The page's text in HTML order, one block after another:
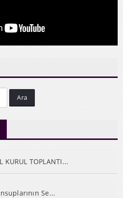
Ara
KURUL TOPLANTI...
Se...